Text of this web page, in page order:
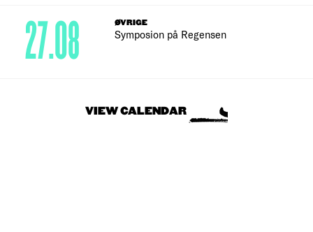
ØVRIGE
Symposion på Regensen
27.08
VIEW CALENDAR